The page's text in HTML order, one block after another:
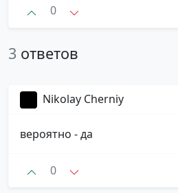
0
3 ответов
Nikolay Cherniy
вероятно - да
0